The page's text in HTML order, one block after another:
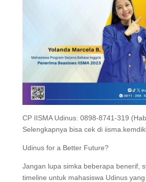
CP IISMA Udinus: 0898-8741-319
Selengkapnya bisa cek di
Udinus for a Better Future?
Jangan lupa simka beberapa benerif,
timeline untuk mahasiswa Udinus yang